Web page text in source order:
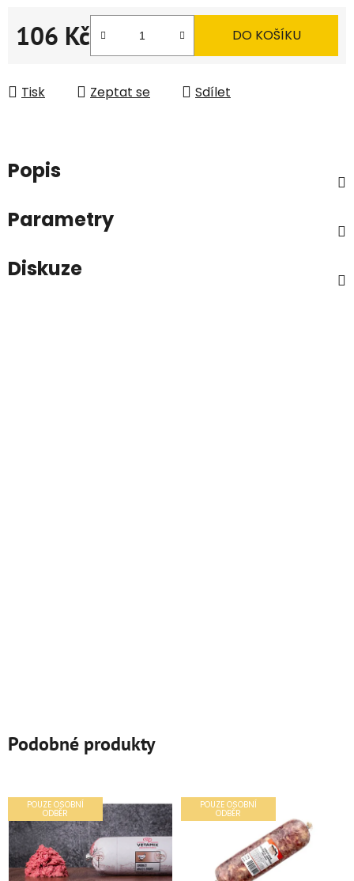
106 Kč
Měrná cena:
DO KOŠÍKU
Tisk Zeptat se Sdílet
Popis
Parametry
Diskuze
Podobné produkty
POUZE OSOBNÍ
ODBĚR
POUZE OSOBNÍ
ODBĚR